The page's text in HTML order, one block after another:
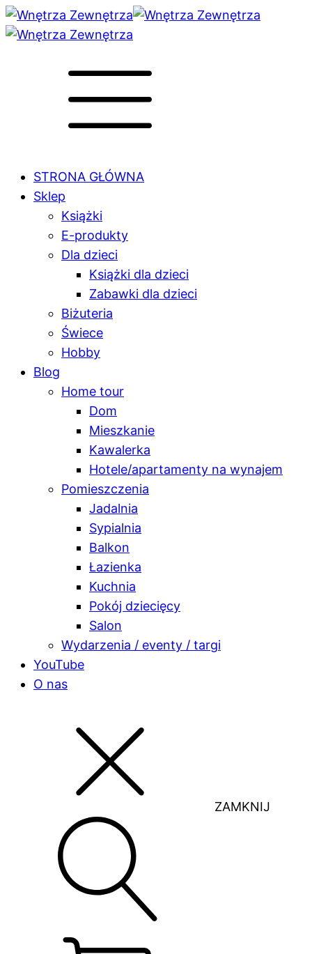
STRONA GŁÓWNA
Sklep
Książki
E-produkty
Dla dzieci
Książki dla dzieci
Zabawki dla dzieci
Biżuteria
Świece
Hobby
Blog
Home tour
Dom
Mieszkanie
Kawalerka
Hotele/apartamenty na wynajem
Pomieszczenia
Jadalnia
Sypialnia
Balkon
Łazienka
Kuchnia
Pokój dziecięcy
Salon
Wydarzenia / eventy / targi
YouTube
O nas
ZAMKNIJ